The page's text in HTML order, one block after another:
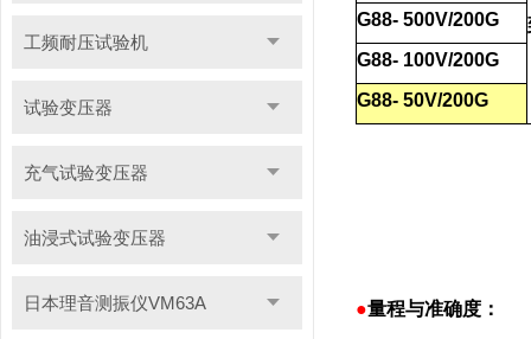
工频耐压试验机
试验变压器
充气试验变压器
油浸式试验变压器
日本理音测振仪VM63A
G88- 500V/200G
G88- 100V/200G
G88- 50V/200G
●量程与准确度：